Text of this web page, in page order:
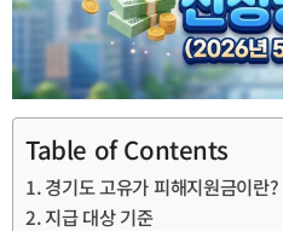
Table of Contents
경기도 고유가 피해지원금이란?
지급 대상 기준